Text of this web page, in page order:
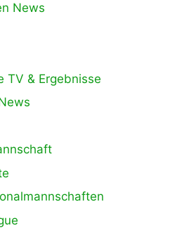
News
TV & Ergebnisse